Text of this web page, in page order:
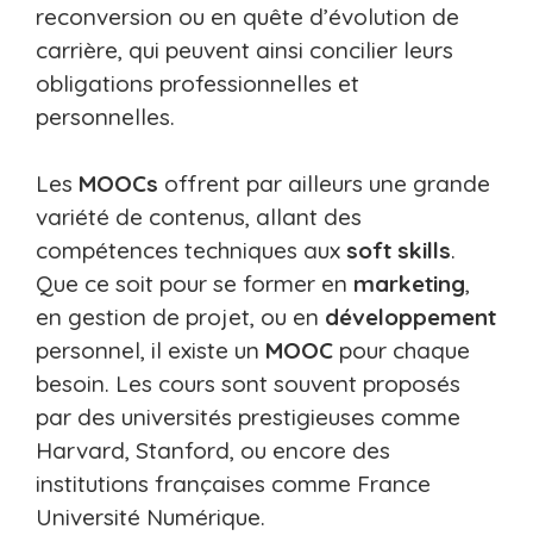
reconversion ou en quête d’évolution de
carrière, qui peuvent ainsi concilier leurs
obligations professionnelles et
personnelles.
Les MOOCs offrent par ailleurs une grande
variété de contenus, allant des
compétences techniques aux soft skills.
Que ce soit pour se former en marketing,
en gestion de projet, ou en développement
personnel, il existe un MOOC pour chaque
besoin. Les cours sont souvent proposés
par des universités prestigieuses comme
Harvard, Stanford, ou encore des
institutions françaises comme France
Université Numérique.